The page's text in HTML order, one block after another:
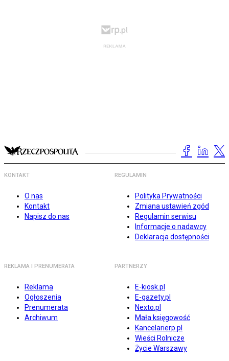
KONTAKT
O nas
Kontakt
Napisz do nas
REGULAMIN
Polityka Prywatności
Zmiana ustawień zgód
Regulamin serwisu
Informacje o nadawcy
Deklaracja dostępności
REKLAMA I PRENUMERATA
Reklama
Ogłoszenia
Prenumerata
Archiwum
PARTNERZY
E-kiosk.pl
E-gazety.pl
Nexto.pl
Mała księgowość
Kancelarierp.pl
Wieści Rolnicze
Życie Warszawy